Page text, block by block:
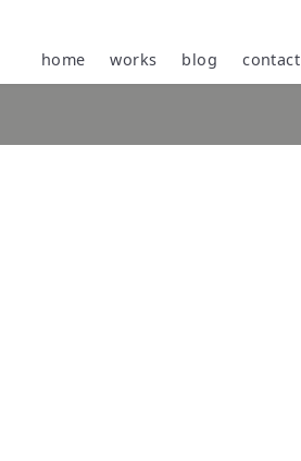
home works blog contact